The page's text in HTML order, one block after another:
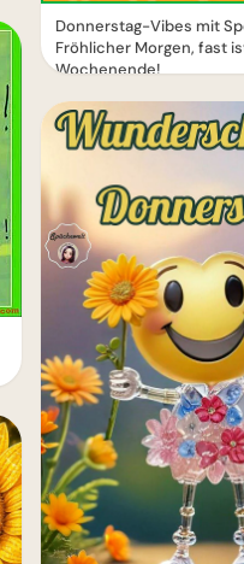
Donnerstag-Vibes mit
Fröhlicher Morgen, fast
Wochenende!